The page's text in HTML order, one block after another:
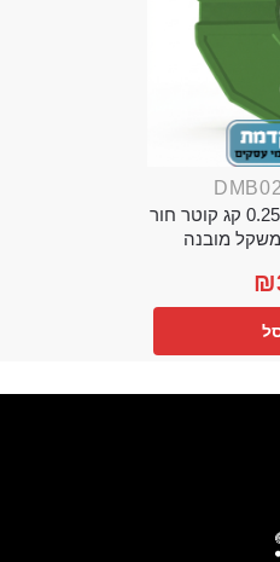
מיקרו פלטה משקל גומי 0.25 קג קוטר חור
₪